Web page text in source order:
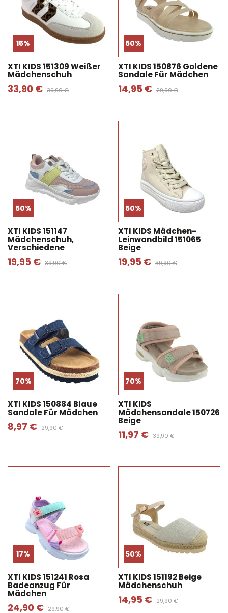
15%
XTI KIDS 151309 Weißer
Mädchenschuh
33,90 € 39,90 €
50%
XTI KIDS 150876 Goldene
Sandale Für Mädchen
14,95 € 29,90 €
50%
XTI KIDS 151147
Mädchenschuh,
Verschiedene
19,95 € 39,90 €
50%
XTI KIDS Mädchen-
Leinwandbild 151065
Beige
19,95 € 39,90 €
70%
XTI KIDS 150884 Blaue
Sandale Für Mädchen
8,97 € 29,90 €
70%
XTI KIDS
Mädchensandale 150726
Beige
11,97 € 39,90 €
17%
XTI KIDS 151241 Rosa
Badeanzug Für
Mädchen
24,90 € 29,90 €
50%
XTI KIDS 151192 Beige
Mädchenschuh
14,95 € 29,90 €